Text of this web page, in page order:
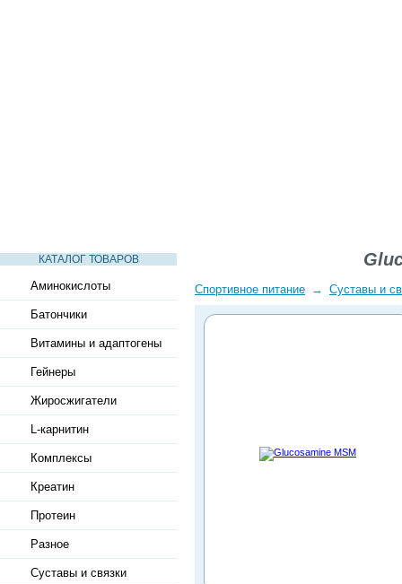
КАТАЛОГ ТОВАРОВ
Аминокислоты
Батончики
Витамины и адаптогены
Гейнеры
Жиросжигатели
L-карнитин
Комплексы
Креатин
Протеин
Разное
Суставы и связки
Спортивное питание → Суставы и